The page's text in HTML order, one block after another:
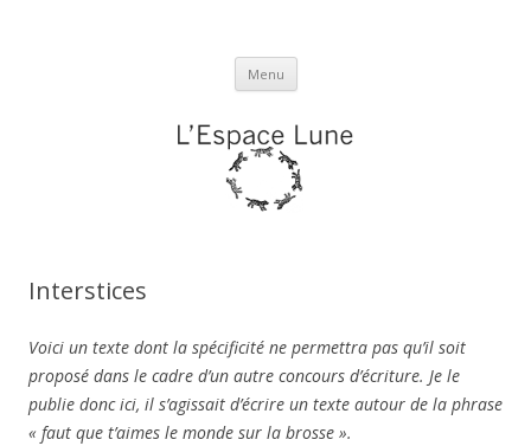
Menu Aller
contenu
Interstices
Voici un texte dont la spécificité ne permettra pas qu’il soit
proposé dans le cadre d’un autre concours d’écriture. Je le
publie donc ici, il s’agissait d’écrire un texte autour de la phrase
« faut que t’aimes le monde sur la brosse ».